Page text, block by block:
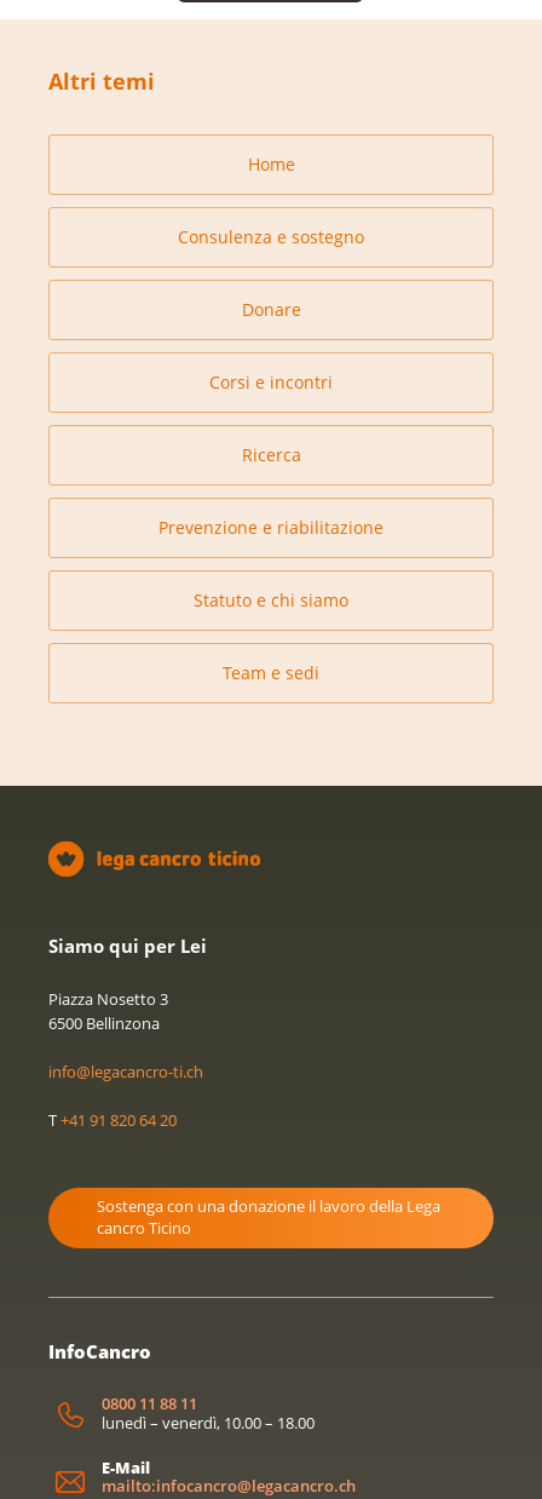
Altri temi
Home
Consulenza e sostegno
Donare
Corsi e incontri
Ricerca
Prevenzione e riabilitazione
Statuto e chi siamo
Team e sedi
Siamo qui per Lei
Piazza Nosetto 3
6500 Bellinzona
info@legacancro-ti.ch
T+41 91 820 64 20
Sostenga con una donazione il lavoro della Lega
cancro Ticino
InfoCancro
0800 11 88 11
lunedì – venerdì, 10.00 – 18.00
E-Mail
mailto:infocancro@legacancro.ch